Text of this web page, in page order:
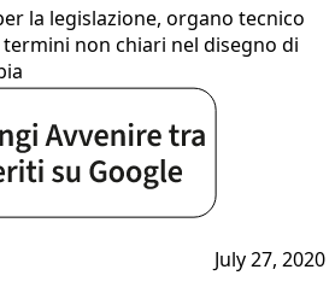
la legislazione, organo tecnico
non chiari nel disegno di
July 27, 2020